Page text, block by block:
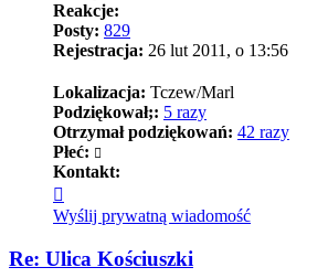
Reakcje:
Posty: 829
Rejestracja: 26 lut 2011, o 13:56
Lokalizacja: Tczew/Marl
Podziękował;: 5 razy
Otrzymał podziękowań: 42 razy
Płeć:
Kontakt:
się
z
Ramses74
Wyślij prywatną wiadomość
Re: Ulica Kościuszki